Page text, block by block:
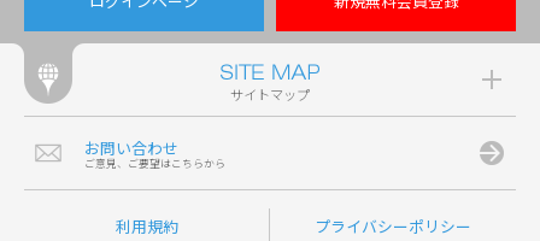
サイトマップ
お問い合わせ
ご意見、ご要望はこちらから
利用規約 プライバシーポリシー